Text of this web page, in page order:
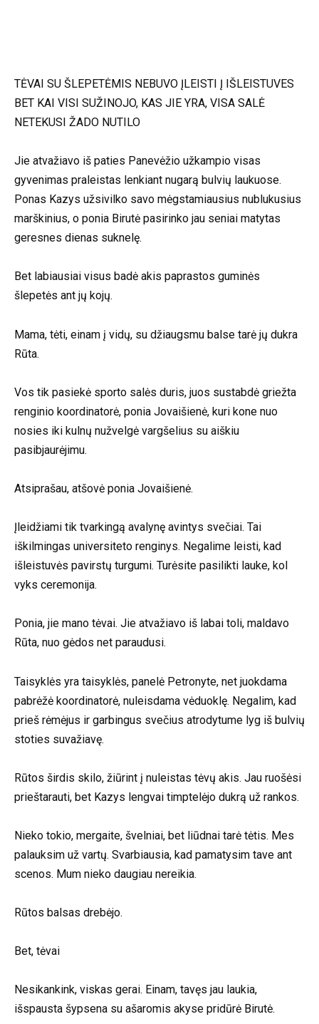
TĖVAI SU ŠLEPETĖMIS NEBUVO ĮLEISTI Į IŠLEISTUVES
BET KAI VISI SUŽINOJO, KAS JIE YRA, VISA SALĖ
NETEKUSI ŽADO NUTILO
Jie atvažiavo iš paties Panevėžio užkampio visas
gyvenimas praleistas lenkiant nugarą bulvių laukuose.
Ponas Kazys užsivilko savo mėgstamiausius nublukusius
marškinius, o ponia Birutė pasirinko jau seniai matytas
geresnes dienas suknelę.
Bet labiausiai visus badė akis paprastos guminės
šlepetės ant jų kojų.
Mama, tėti, einam į vidų, su džiaugsmu balse tarė jų dukra
Rūta.
Vos tik pasiekė sporto salės duris, juos sustabdė griežta
renginio koordinatorė, ponia Jovaišienė, kuri kone nuo
nosies iki kulnų nužvelgė vargšelius su aiškiu
pasibjaurėjimu.
Atsiprašau, atšovė ponia Jovaišienė.
Įleidžiami tik tvarkingą avalynę avintys svečiai. Tai
iškilmingas universiteto renginys. Negalime leisti, kad
išleistuvės pavirstų turgumi. Turėsite pasilikti lauke, kol
vyks ceremonija.
Ponia, jie mano tėvai. Jie atvažiavo iš labai toli, maldavo
Rūta, nuo gėdos net paraudusi.
Taisyklės yra taisyklės, panelė Petronyte, net juokdama
pabrėžė koordinatorė, nuleisdama vėduoklę. Negalim, kad
prieš rėmėjus ir garbingus svečius atrodytume lyg iš bulvių
stoties suvažiavę.
Rūtos širdis skilo, žiūrint į nuleistas tėvų akis. Jau ruošėsi
prieštarauti, bet Kazys lengvai timptelėjo dukrą už rankos.
Nieko tokio, mergaite, švelniai, bet liūdnai tarė tėtis. Mes
palauksim už vartų. Svarbiausia, kad pamatysim tave ant
scenos. Mum nieko daugiau nereikia.
Rūtos balsas drebėjo.
Bet, tėvai
Nesikankink, viskas gerai. Einam, tavęs jau laukia,
išspausta šypsena su ašaromis akyse pridūrė Birutė.